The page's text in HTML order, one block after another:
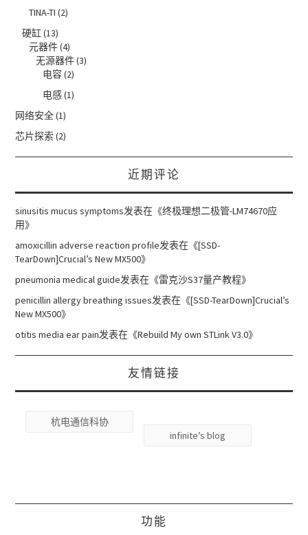
TINA-TI (2)
硬缸(13)
元器件(4)
无源器件(3)
电容(2)
电感(1)
网络安全(1)
芯片探索 (2)
近期评论
sinusitis mucus symptoms发表在《终极理想二极管-LM74670应
用》
amoxicillin adverse reaction profile发表在《[SSD-
TearDown]Crucial’s New MX500》
pneumonia medical guide发表在《雷克沙S37量产教程》
penicillin allergy breathing issues发表在《[SSD-TearDown]Crucial’s
New MX500》
otitis media ear pain发表在《Rebuild My own STLink V3.0》
友情链接
杭电通信科协
infinite’s blog
功能